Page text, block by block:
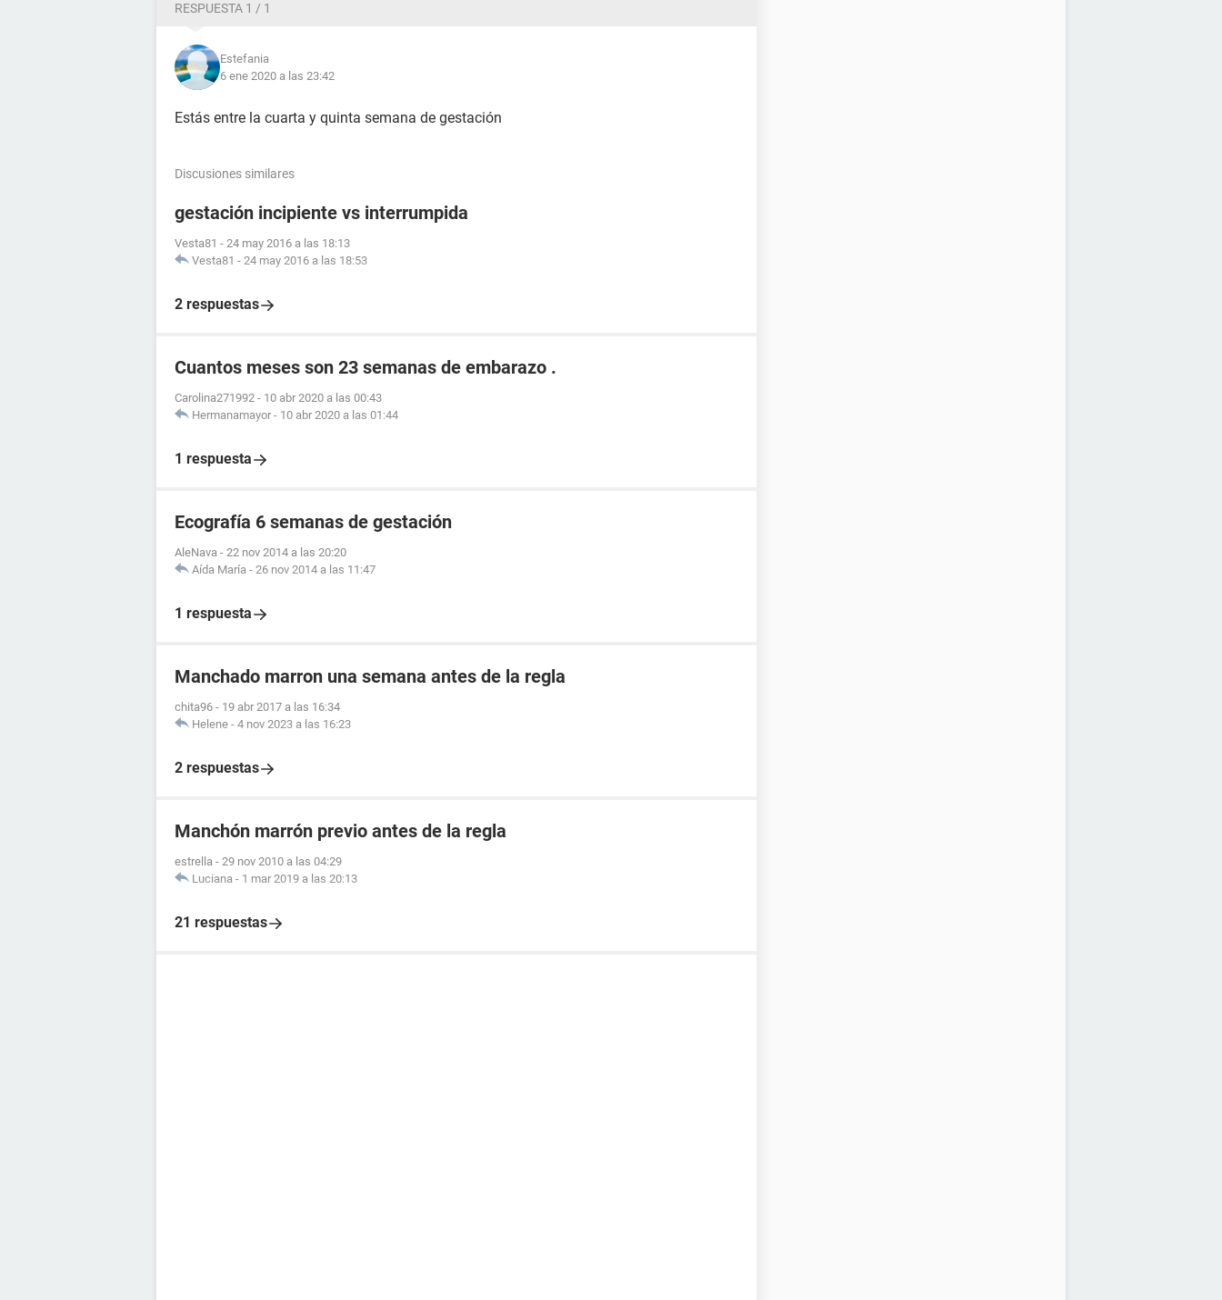
RESPUESTA 1 / 1
Estefania
6 ene 2020 a las 23:42
Estás entre la cuarta y quinta semana de gestación
Discusiones similares
gestación incipiente vs interrumpida
Vesta81 - 24 may 2016 a las 18:13
Vesta81 - 24 may 2016 a las 18:53
2 respuestas
Cuantos meses son 23 semanas de embarazo .
Carolina271992 - 10 abr 2020 a las 00:43
Hermanamayor - 10 abr 2020 a las 01:44
1 respuesta
Ecografía 6 semanas de gestación
AleNava - 22 nov 2014 a las 20:20
Aída María - 26 nov 2014 a las 11:47
1 respuesta
Manchado marron una semana antes de la regla
chita96 - 19 abr 2017 a las 16:34
Helene - 4 nov 2023 a las 16:23
2 respuestas
Manchón marrón previo antes de la regla
estrella - 29 nov 2010 a las 04:29
Luciana - 1 mar 2019 a las 20:13
21 respuestas